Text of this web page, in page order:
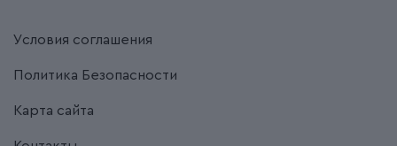
Условия соглашения
Политика Безопасности
Карта сайта